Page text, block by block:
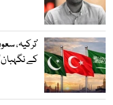
‘ترکیہ،
کے